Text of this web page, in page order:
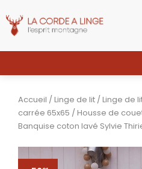
Accueil / Linge de lit / Linge de
carrée 65x65 / Housse de
Banquise coton lavé Sylvie